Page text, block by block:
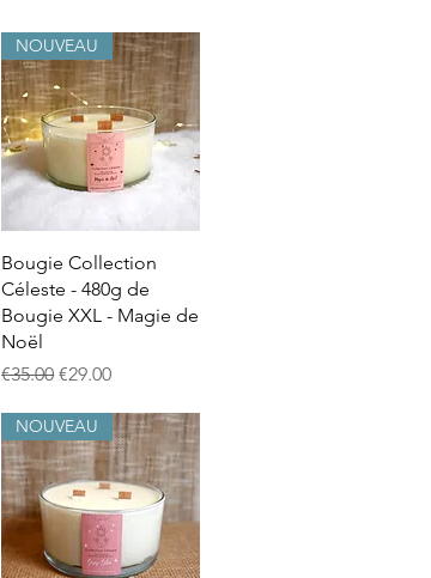
Quick View
NOUVEAU
Bougie Collection
Céleste - 480g de
Bougie XXL - Magie de
Noël
Regular Price
€35.00Sale Price
€29.00
NOUVEAU